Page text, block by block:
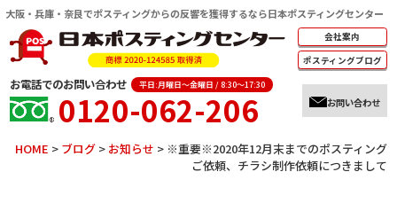
大阪・兵庫・奈良でポスティングからの反響を獲得するなら日本ポスティングセンター
会社案内
ポスティングブログ
お電話でのお問い合わせ 平日:月曜日～金曜日 / 8:30～17:30
0120-062-206 お問い合わせ
HOME > ブログ> お知らせ > ※重要※2020年12月末までのポスティング
ご依頼、チラシ制作依頼につきまして